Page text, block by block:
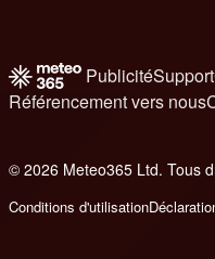
PublicitéSupport
Référencement vers nous
© 2026 Meteo365 Ltd. Tous
Conditions d'utilisation